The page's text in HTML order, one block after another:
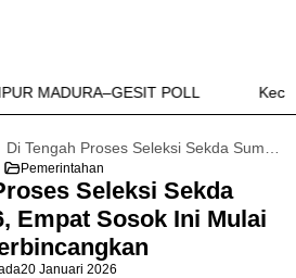
POLL Kecamatan
Pemerintahan
Seleksi Sekda
Empat Sosok Ini Mulai
20 Januari 2026